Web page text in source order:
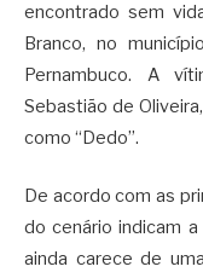
encontrado sem
Branco, no
Pernambuco. A
Sebastião de
como “Dedo”.
De acordo com as
do cenário indicam
ainda carece de